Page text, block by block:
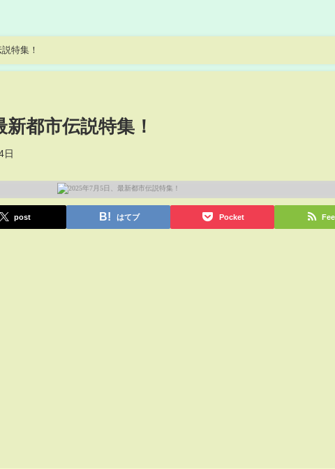
特集！
都市伝説特集！
日
post はてブ Pocket